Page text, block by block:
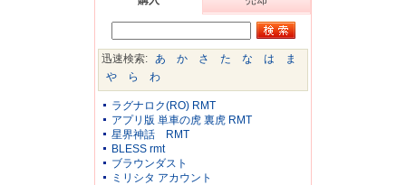
迅速検索: あ か さ た な は
ま
や
ら わ
ラグナロク(RO) RMT
アプリ版 単車の虎 裏虎 RMT
星界神話 RMT
BLESS rmt
ブラウンダスト
ミリシタ アカウント